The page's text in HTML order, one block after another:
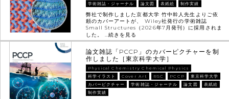
学術雑誌・ジャーナル
論文図 表紙絵 制作実績
弊社で制作しました京都大学 竹中幹人先生よりご依
頼のカバーアートが、 Wiley社発行の学術雑誌
Small Structures（2026年7月発刊）に採用されま
した。 …続きを見る
論文雑誌「PCCP」のカバーピクチャーを制
作しました［東京科学大学］
Physical Chemistry Chemical Physics
科学イラスト
Cover Art RSC PCCP
東京科学大学
カバーピクチャー
学術雑誌・ジャーナル 論文図
表紙絵
制作実績